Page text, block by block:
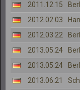
2011.12.15
2012.02.03
2012.03.22
2013.05.24
2013.05.24
2013.06.21